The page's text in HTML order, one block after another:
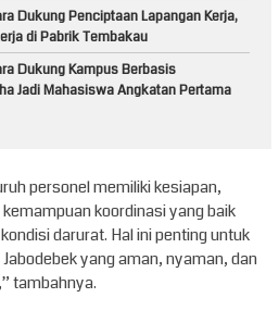
Dukung Penciptaan Lapangan Kerja,
di Pabrik Tembakau
Dukung Kampus Berbasis
Jadi Mahasiswa Angkatan Pertama
personel memiliki kesiapan,
koordinasi yang baik
darurat. Hal ini penting untuk
yang aman, nyaman, dan
tambahnya.